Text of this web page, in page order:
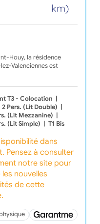
km)
Houy, la résidence
Valenciennes est
T3 - Colocation |
2 Pers. (lit Double) |
(lit Mezzanine) |
(lit Simple) | T1 Bis
dans
Pensez à consulter
notre site pour
nouvelles
de cette